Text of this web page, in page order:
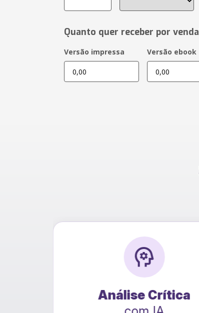
Quanto quer receber por
Versão impressa Versão ebook
Análise Crítica